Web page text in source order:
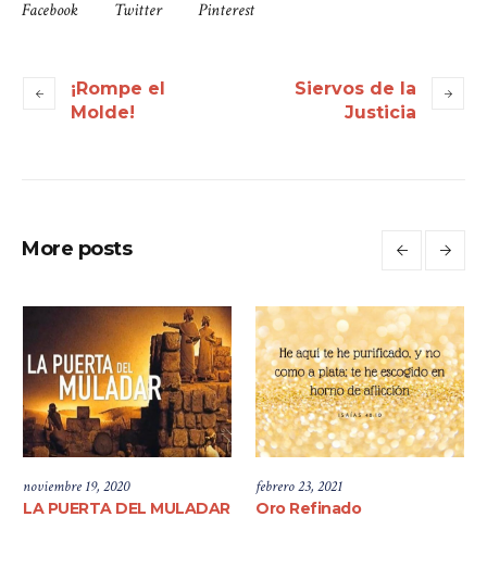
Facebook Twitter Pinterest
¡Rompe el
Molde!
Siervos de la
Justicia
More posts
noviembre 19, 2020
LA PUERTA DEL MULADAR
febrero 23, 2021
Oro Refinado